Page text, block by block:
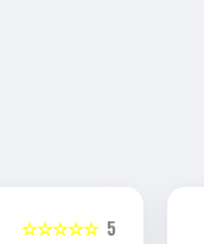
5
☆☆☆☆☆